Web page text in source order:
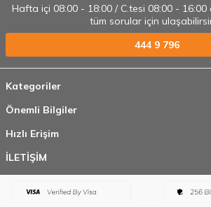
Hafta içi 08:00 - 18:00 / C.tesi 08:00 - 16:00
tüm sorular için
444 9 796
Kategoriler
Önemli Bilgiler
Hızlı Erişim
İLETİŞİM